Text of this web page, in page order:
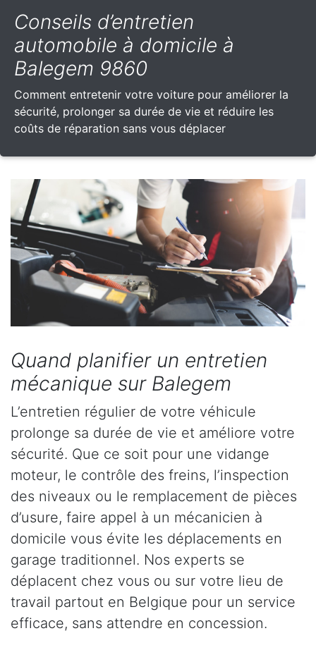
Conseils d’entretien
automobile à domicile à
Balegem 9860
Comment entretenir votre voiture pour améliorer la
sécurité, prolonger sa durée de vie et réduire les
coûts de réparation sans vous déplacer
Quand planifier un entretien
mécanique sur Balegem
L’entretien régulier de votre véhicule
prolonge sa durée de vie et améliore votre
sécurité. Que ce soit pour une vidange
moteur, le contrôle des freins, l’inspection
des niveaux ou le remplacement de pièces
d’usure, faire appel à un mécanicien à
domicile vous évite les déplacements en
garage traditionnel. Nos experts se
déplacent chez vous ou sur votre lieu de
travail partout en Belgique pour un service
efficace, sans attendre en concession.